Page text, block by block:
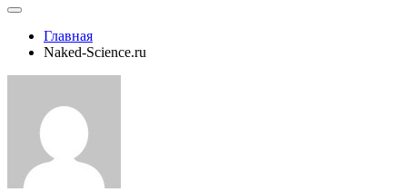
Главная
Naked-Science.ru